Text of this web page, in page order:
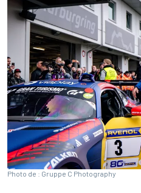
Photo de : Gruppe C Photography